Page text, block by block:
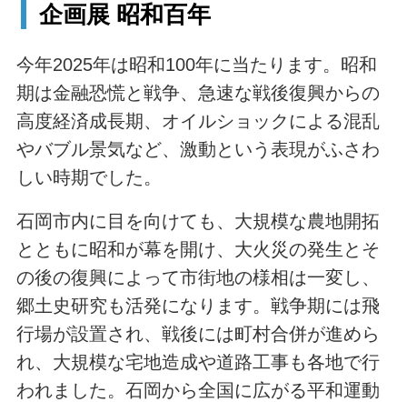
企画展 昭和百年
今年2025年は昭和100年に当たります。昭和
期は金融恐慌と戦争、急速な戦後復興からの
高度経済成長期、オイルショックによる混乱
やバブル景気など、激動という表現がふさわ
しい時期でした。
石岡市内に目を向けても、大規模な農地開拓
とともに昭和が幕を開け、大火災の発生とそ
の後の復興によって市街地の様相は一変し、
郷土史研究も活発になります。戦争期には飛
行場が設置され、戦後には町村合併が進めら
れ、大規模な宅地造成や道路工事も各地で行
われました。石岡から全国に広がる平和運動